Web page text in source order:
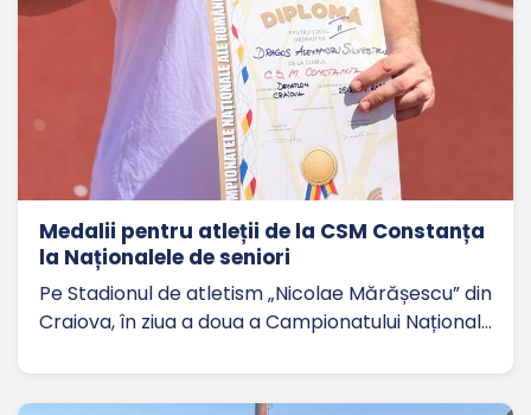
Medalii pentru atleții de la CSM Constanța
la Naționalele de seniori
Pe Stadionul de atletism „Nicolae Mărășescu” din
Craiova, în ziua a doua a Campionatului Național…